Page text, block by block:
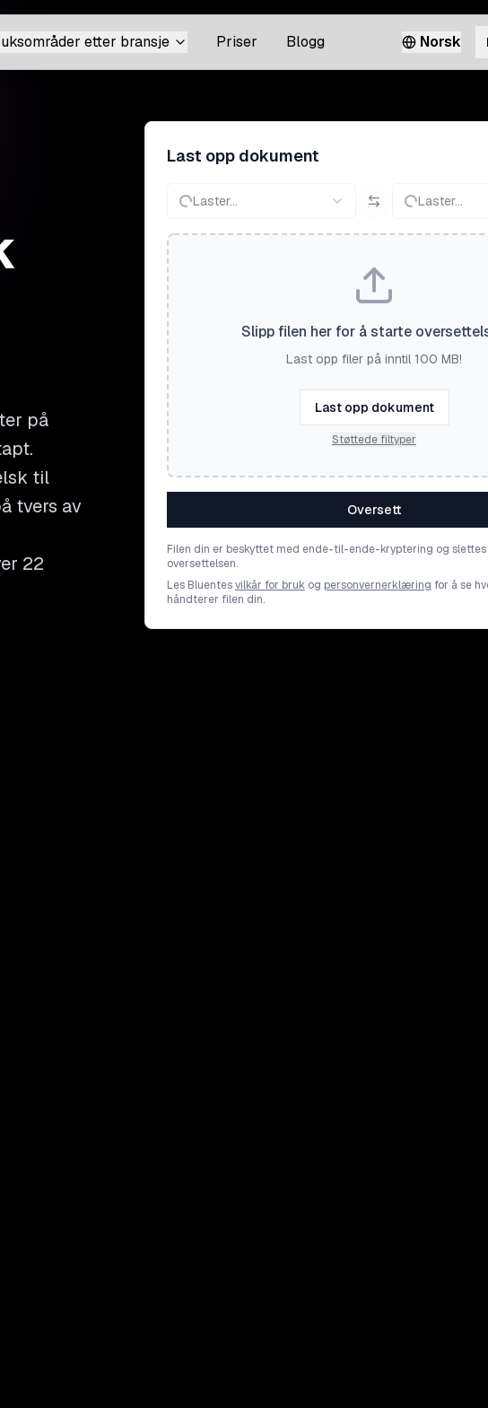
etter bransje Priser Blogg Norsk
på
til
tvers av
22
Last opp dokument
Laster... Laster...
Slipp filen her for å starte
Last opp filer på inntil 100 MB!
Last opp dokument
Støttede filtyper
Oversett
Filen din er beskyttet med ende-til-ende-kryptering og
oversettelsen.
Les Bluentesvilkår for bruk og personvernerklæring for å se
håndterer filen din.